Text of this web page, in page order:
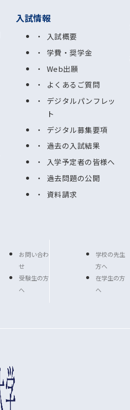
入試情報
入試概要
学費・奨学金
Web出願
よくあるご質問
デジタルパンフレッ
ト
デジタル募集要項
過去の入試結果
入学予定者の皆様へ
過去問題の公開
資料請求
お問い合わ
せ
受験生の方
へ
学校の先生
方へ
在学生の方
へ